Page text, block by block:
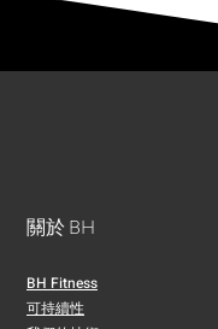
關於 BH
BH Fitness
可持續性